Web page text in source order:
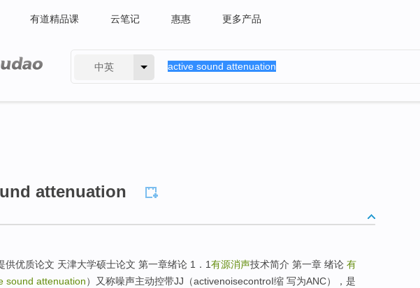
有道精品课 云笔记 惠惠 更多产品
中英
attenuation
供优质论文 天津大学硕士论文 第一章绪论 1．1有源消声技术简介 第一章 绪论 有
sound attenuation）又称噪声主动控带JJ（activenoisecontroI缩 写为ANC），是